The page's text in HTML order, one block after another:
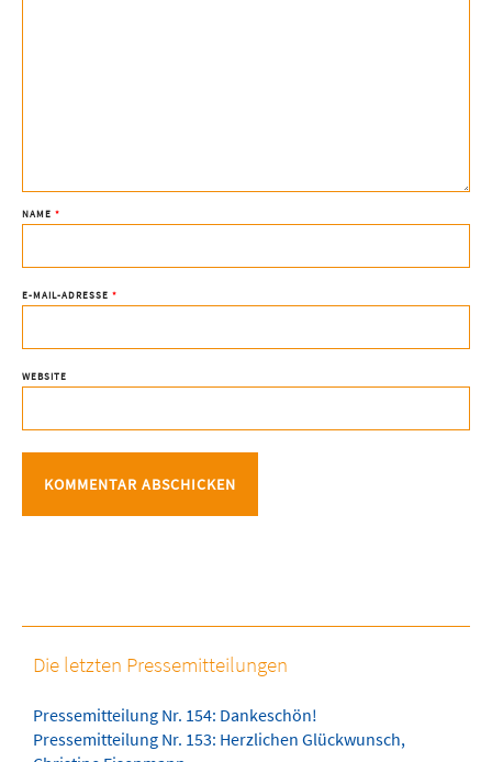
NAME *
E-MAIL-ADRESSE *
WEBSITE
Die letzten Pressemitteilungen
Pressemitteilung Nr. 154: Dankeschön!
Pressemitteilung Nr. 153: Herzlichen Glückwunsch,